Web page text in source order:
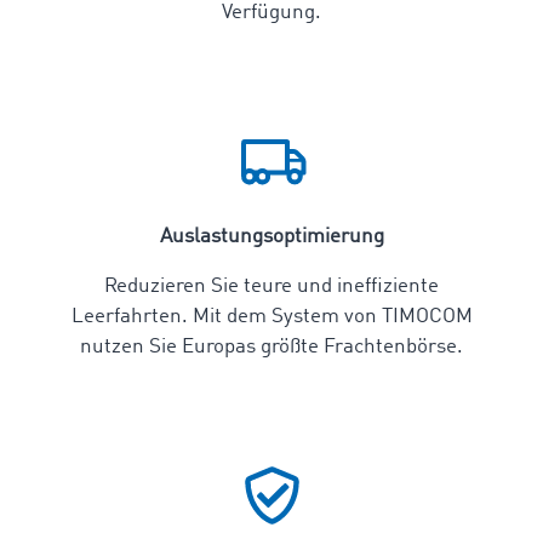
Verfügung.
Auslastungsoptimierung
Reduzieren Sie teure und ineffiziente
Leerfahrten. Mit dem System von TIMOCOM
nutzen Sie Europas größte Frachtenbörse.